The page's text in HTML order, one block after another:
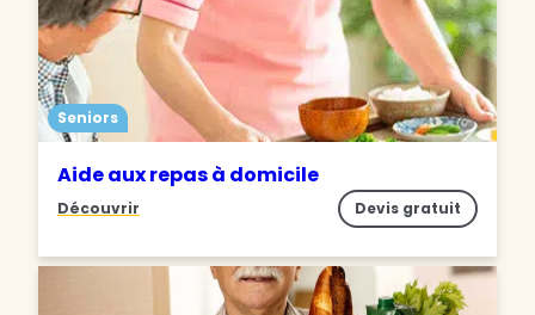
Seniors
Aide aux repas à domicile
Découvrir Devis gratuit